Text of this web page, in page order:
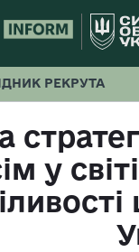
РЕКРУТА
у